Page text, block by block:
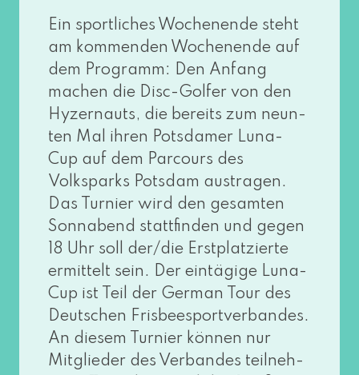
Ein sport­li­ches Wochenende steht
am kom­men­den Wochenende auf
dem Programm: Den Anfang
machen die Disc-Golfer von den
Hyzernauts, die bereits zum neun­
ten Mal ihren Potsdamer Luna-
Cup auf dem Parcours des
Volksparks Potsdam aus­tra­gen.
Das Turnier wird den gesam­ten
Sonnabend statt­fin­den und gegen
18 Uhr soll der/die Erstplatzierte
ermit­telt sein. Der ein­tä­gi­ge Luna-
Cup ist Teil der German Tour des
Deutschen Frisbeesportverbandes.
An die­sem Turnier kön­nen nur
Mitglieder des Verbandes teil­neh­